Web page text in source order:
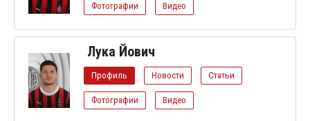
Фотографии Видео
Лука Йович
Профиль Новости Статьи
Фотографии Видео